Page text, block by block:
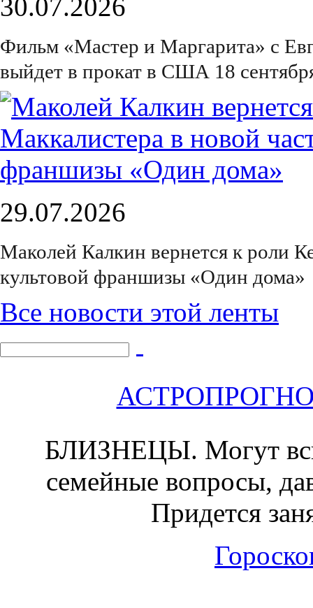
30.07.2026
Фильм «Мастер и Маргарита» с
выйдет в прокат в США 18
29.07.2026
Маколей Калкин вернется к роли
культовой франшизы «Один дома»
Все новости этой ленты
БЛИЗНЕЦЫ. Могут
семейные вопросы,
Придется